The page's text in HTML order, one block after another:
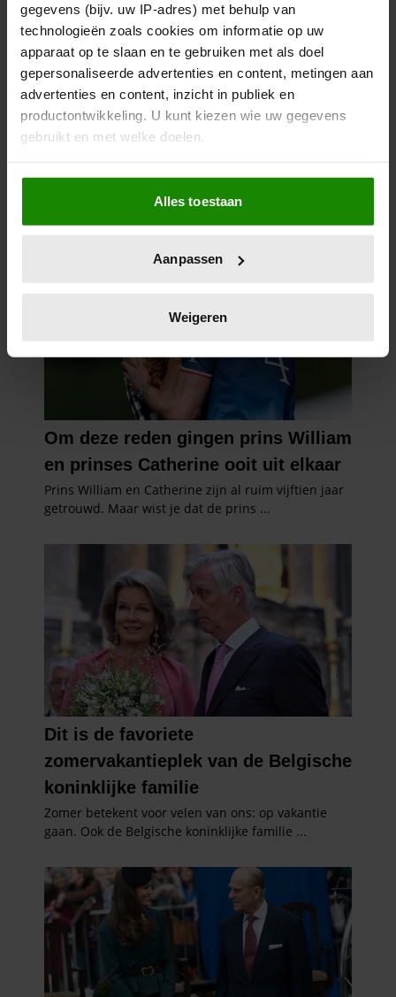
gegevens (bijv. uw IP-adres) met behulp van
technologieën zoals cookies om informatie op uw
apparaat op te slaan en te gebruiken met als doel
gepersonaliseerde advertenties en content, metingen aan
advertenties en content, inzicht in publiek en
productontwikkeling. U kunt kiezen wie uw gegevens
gebruikt en met welke doelen.
Als u het toestaat, willen we ook graag:
Informatie verzamelen over uw geografische
locatie, die tot een paar meter nauwkeurig kan zijn
scannen op specifieke eigenschappen (fingerprinting)
verwerkt en stel uw voorkeuren in het
intrekken in de Cookieverklaring.
We gebruiken cookies om content en advertenties te
personaliseren, om functies voor social media te bieden
en om ons websiteverkeer te analyseren. Ook delen we
informatie over uw gebruik van onze site met onze
partners voor social media, adverteren en analyse. Deze
partners kunnen deze gegevens combineren met andere
verzameld op basis van uw gebruik van hun services. U
gaat akkoord met onze cookies als u onze website blijft
Alles toestaan
Aanpassen
Weigeren